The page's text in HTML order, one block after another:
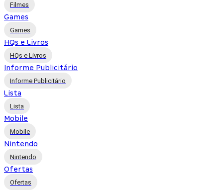
Filmes
Games
Games
HQs e Livros
HQs e Livros
Informe Publicitário
Informe Publicitário
Lista
Lista
Mobile
Mobile
Nintendo
Nintendo
Ofertas
Ofertas